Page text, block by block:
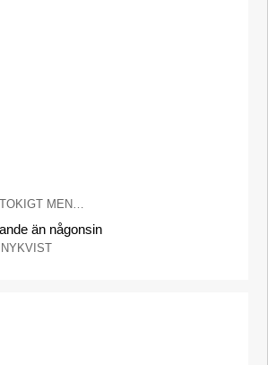
MEN…
än någonsin